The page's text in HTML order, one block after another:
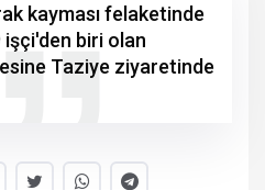
kayması felaketinde
işçi'den biri olan
Taziye ziyaretinde